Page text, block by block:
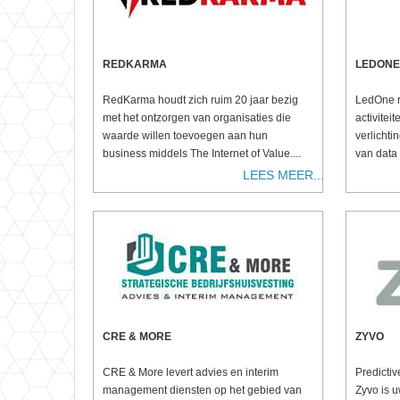
REDKARMA
RedKarma houdt zich ruim 20 jaar bezig
met het ontzorgen van organisaties die
waarde willen toevoegen aan hun
business middels The Internet of Value....
LEES MEER...
LEDONE
LedOne
van data
CRE & MORE
CRE & More levert advies en interim
management diensten op het gebied van
ZYVO
Zyvo is